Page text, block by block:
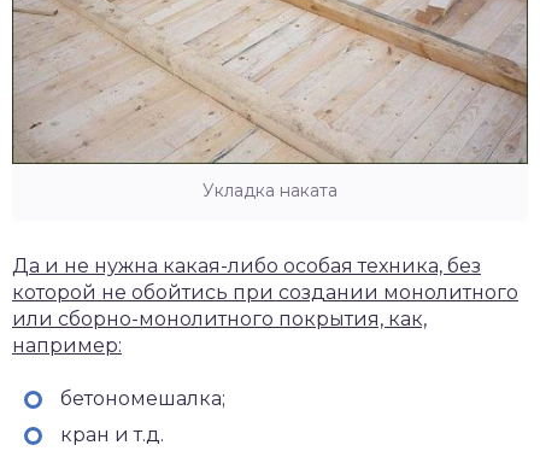
Укладка наката
Да и не нужна какая-либо особая техника, без
которой не обойтись при создании монолитного
или сборно-монолитного покрытия, как,
например:
бетономешалка;
кран и т.д.